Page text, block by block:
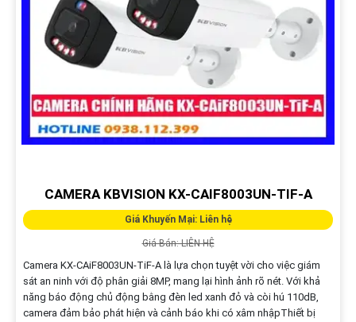
CAMERA KBVISION KX-CAIF8003UN-TIF-A
Giá Khuyến Mại: Liên hệ
Giá Bán: LIÊN HỆ
Camera KX-CAiF8003UN-TiF-A là lựa chọn tuyệt vời cho việc giám
sát an ninh với độ phân giải 8MP, mang lại hình ảnh rõ nét. Với khả
năng báo động chủ động bằng đèn led xanh đỏ và còi hú 110dB,
camera đảm bảo phát hiện và cảnh báo khi có xâm nhậpThiết bị